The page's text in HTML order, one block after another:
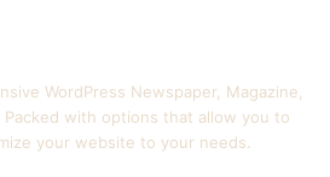
WordPress Newspaper, Magazine,
Packed with options that allow you to
your website to your needs.